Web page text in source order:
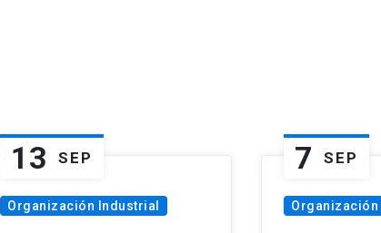
13 SEP
Organización Industrial
7 SEP
Organización